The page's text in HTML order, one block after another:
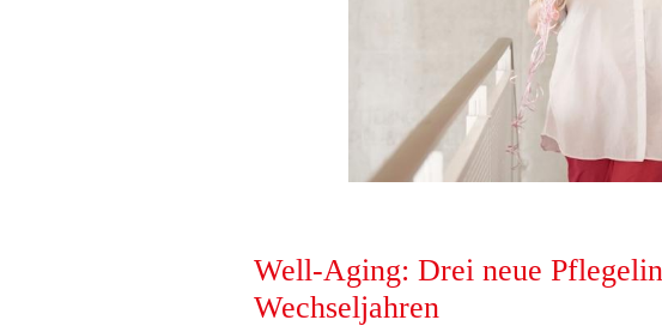
Well-Aging: Drei neue
Wechseljahren